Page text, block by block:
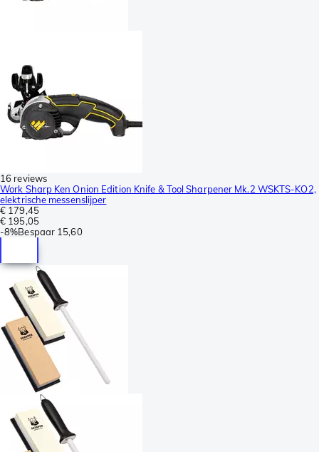
16 reviews
Work Sharp Ken Onion Edition Knife & Tool Sharpener Mk.2 WSKTS-KO2,
elektrische messenslijper
€ 179,45
€ 195,05
-8%Bespaar 15,60